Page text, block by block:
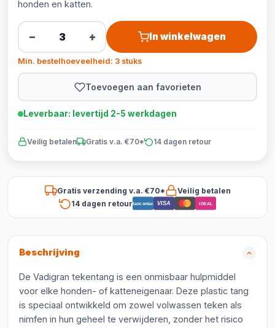
honden en katten.
− + In winkelwagen
Min. bestelhoeveelheid: 3 stuks
Toevoegen aan favorieten
Leverbaar: levertijd 2-5 werkdagen
Veilig betalen Gratis v.a. €70* 14 dagen retour
Gratis verzending v.a. €70*
Veilig betalen
14 dagen retourBancontact VISA iDEAL
Beschrijving
De Vadigran tekentang is een onmisbaar hulpmiddel
voor elke honden- of katteneigenaar. Deze plastic tang
is speciaal ontwikkeld om zowel volwassen teken als
nimfen in hun geheel te verwijderen, zonder het risico